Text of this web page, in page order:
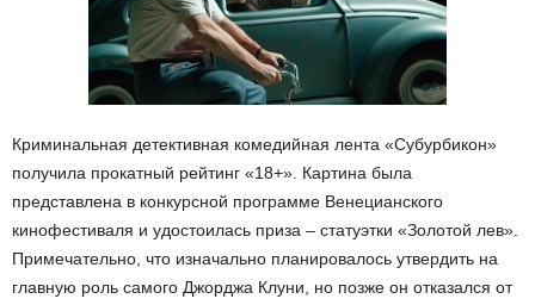
Криминальная детективная комедийная лента «Субурбикон»
получила прокатный рейтинг «18+». Картина была
представлена в конкурсной программе Венецианского
кинофестиваля и удостоилась приза – статуэтки «Золотой лев».
Примечательно, что изначально планировалось утвердить на
главную роль самого Джорджа Клуни, но позже он отказался от